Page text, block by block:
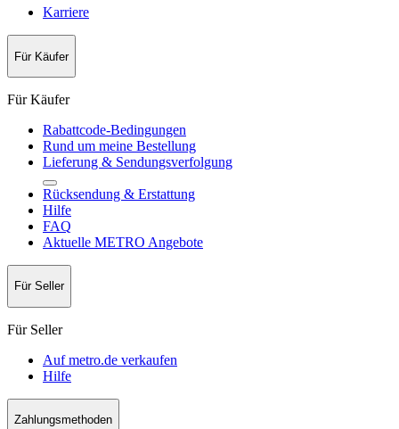
Karriere
Für Käufer
Für Käufer
Rabattcode-Bedingungen
Rund um meine Bestellung
Lieferung & Sendungsverfolgung
Rücksendung & Erstattung
Hilfe
FAQ
Aktuelle METRO Angebote
Für Seller
Für Seller
Auf metro.de verkaufen
Hilfe
Zahlungsmethoden